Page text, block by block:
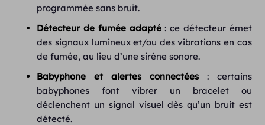
programmée sans bruit.
Détecteur de fumée adapté: ce détecteur émet
des signaux lumineux et/ou des vibrations en cas
de fumée, au lieu d’une sirène sonore.
Babyphone et alertes connectées: certains
babyphones font vibrer un bracelet ou
déclenchent un signal visuel dès qu’un bruit est
détecté.